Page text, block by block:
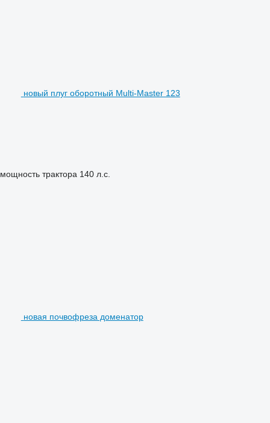
новый плуг оборотный Multi-Master 123
трактора 140 л.с.
новая почвофреза доменатор